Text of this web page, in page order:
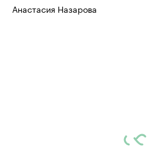
Анастасия Назарова